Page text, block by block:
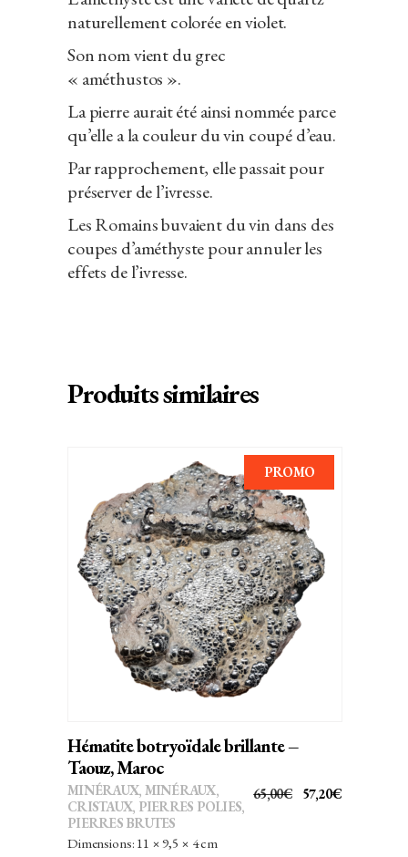
naturellement colorée en violet.
Son nom vient du grec
« améthustos ».
La pierre aurait été ainsi nommée parce
qu’elle a la couleur du vin coupé d’eau.
Par rapprochement, elle passait pour
préserver de l’ivresse.
Les Romains buvaient du vin dans des
coupes d’améthyste pour annuler les
effets de l’ivresse.
Produits similaires
PROMO
AJOUTER AU PANIER
Hématite botryoïdale brillante –
Taouz, Maroc
65,00€
LE
57,20€LE
MINÉRAUX, MINÉRAUX,
CRISTAUX, PIERRES POLIES,
PIERRES BRUTES
Dimensions: 11 × 9,5 × 4 cm